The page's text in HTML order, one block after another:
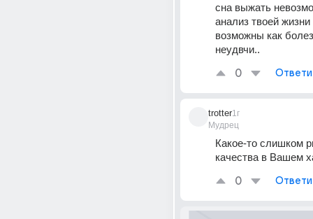
сна выжать
анализ твоей
возможны как
неудвчи..
0
trotter
Мудрец
1г
Какое-то слишком
качества в Вашем
0